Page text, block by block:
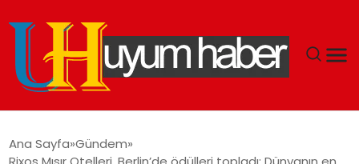
Ana Sayfa Gündem